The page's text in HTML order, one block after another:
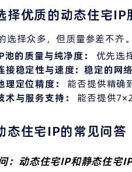
择优质的动态住宅IP
选择众多，但质量参差不齐
池的质量与纯净度：
优先选
接稳定性与速度：稳定的网
理定位精度：
能否提供精确
术与服务支持：
能否提供
态住宅IP的常见问答
：动态住宅IP和静态住宅